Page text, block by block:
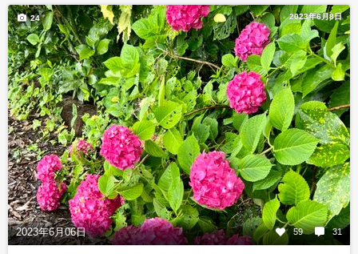
2023年6月8日
2023年6月06日 59 31
24